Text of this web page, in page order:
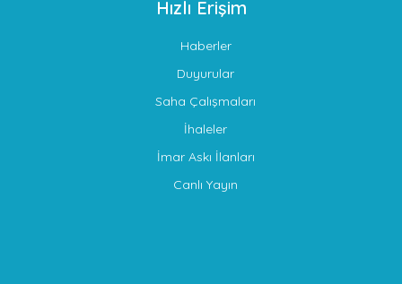
Hızlı Erişim
Haberler
Duyurular
Saha Çalışmaları
İhaleler
İmar Askı İlanları
Canlı Yayın